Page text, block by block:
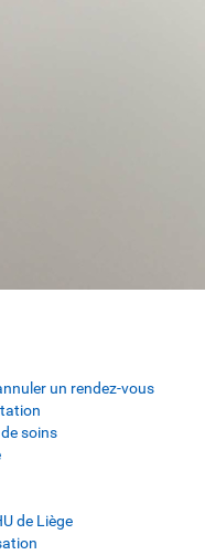
un rendez-vous
soins
de Liège